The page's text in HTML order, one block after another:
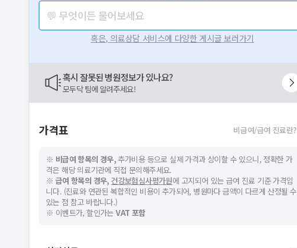
💬 무엇이든 물어보세요
혹은, 의료상담 서비스에 다양한 게시글 보러가기
혹시 잘못된 병원정보가 있나요?
모두닥 팀에 알려주세요!
가격표 비급여/급여 진료란?
※ 비급여 항목의 경우,추가비용 등으로 실제 가격과 상이할 수 있으니, 정확한 가
격은 해당 의료기관에 직접 문의해주세요.
※ 급여 항목의 경우, 건강보험심사평가원에 고지되어 있는 급여 진료 기준 가격입
니다. (진료와 연관된 복합적인 비용이 추가되어, 병원마다 금액이 다르게 산정될 수
있는 점 참고 바랍니다.)
※ 이벤트가, 할인가는VAT 포함